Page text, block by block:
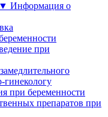
Информация о
при
гинекологу
при беременности
препаратов при